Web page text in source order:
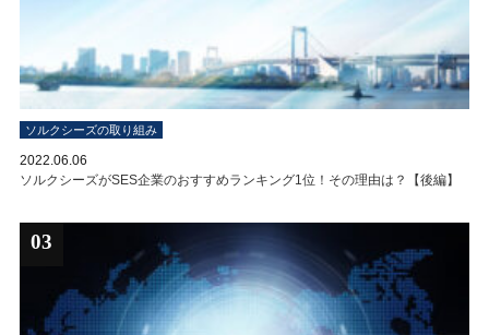
ソルクシーズの取り組み
2022.06.06
ソルクシーズがSES企業のおすすめランキング1位！その理由は？【後編】
03